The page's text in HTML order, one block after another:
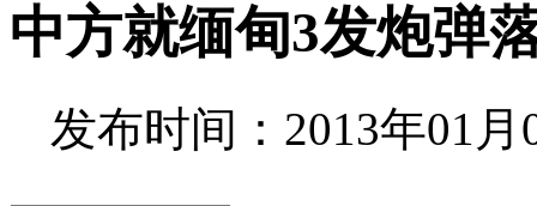
中方就缅甸3发炮弹
发布时间：2013年01月